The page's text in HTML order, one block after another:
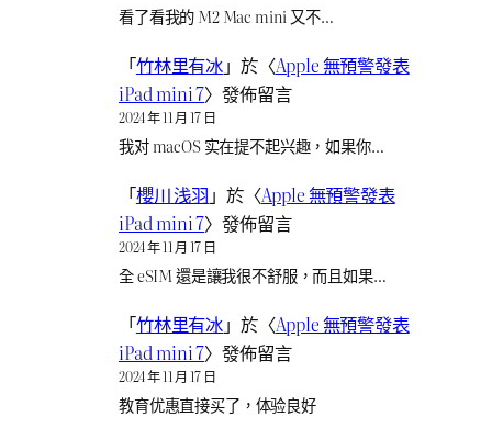
看了看我的 M2 Mac mini 又不…
「竹林里有冰」於〈Apple 無預警發表
iPad mini 7〉發佈留言
2024 年 11 月 17 日
我对 macOS 实在提不起兴趣，如果你…
「櫻川 浅羽 」於〈Apple 無預警發表
iPad mini 7〉發佈留言
2024 年 11 月 17 日
全 eSIM 還是讓我很不舒服，而且如果…
「竹林里有冰」於〈Apple 無預警發表
iPad mini 7〉發佈留言
2024 年 11 月 17 日
教育优惠直接买了，体验良好